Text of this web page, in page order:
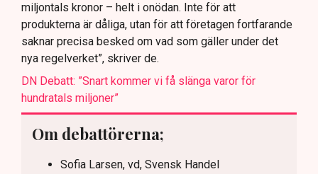
miljontals kronor – helt i onödan. Inte för att
produkterna är dåliga, utan för att företagen fortfarande
saknar precisa besked om vad som gäller under det
nya regelverket”, skriver de.
DN Debatt: ”Snart kommer vi få slänga varor för
hundratals miljoner”
Om debattörerna;
Sofia Larsen, vd, Svensk Handel